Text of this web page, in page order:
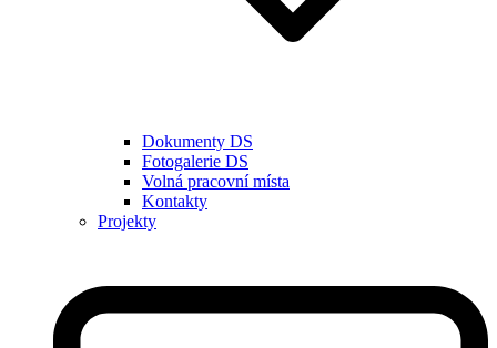
Dokumenty DS
Fotogalerie DS
Volná pracovní místa
Kontakty
Projekty